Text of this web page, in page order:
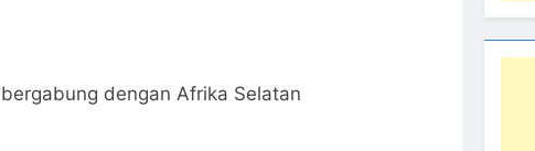
dengan Afrika Selatan